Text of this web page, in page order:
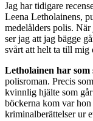
Jag har tidigare
Leena Letholainens,
medelålders polis.
ser jag att jag bägge
svårt att helt ta till
Letholainen har som
polisroman. Precis
kvinnlig hjälte som
böckerna kom var
kriminalberättelser ur